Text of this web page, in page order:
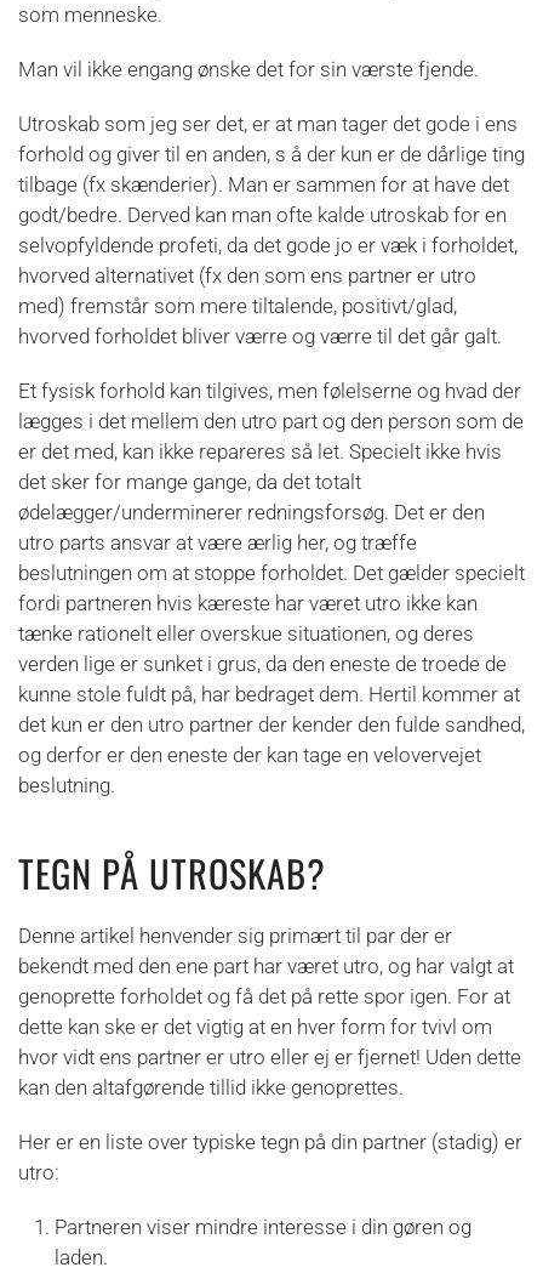
som menneske.
Man vil ikke engang ønske det for sin værste fjende.
Utroskab som jeg ser det, er at man tager det gode i ens
forhold og giver til en anden, s å der kun er de dårlige ting
tilbage (fx skænderier). Man er sammen for at have det
godt/bedre. Derved kan man ofte kalde utroskab for en
selvopfyldende profeti, da det gode jo er væk i forholdet,
hvorved alternativet (fx den som ens partner er utro
med) fremstår som mere tiltalende, positivt/glad,
hvorved forholdet bliver værre og værre til det går galt.
Et fysisk forhold kan tilgives, men følelserne og hvad der
lægges i det mellem den utro part og den person som de
er det med, kan ikke repareres så let. Specielt ikke hvis
det sker for mange gange, da det totalt
ødelægger/underminerer redningsforsøg. Det er den
utro parts ansvar at være ærlig her, og træffe
beslutningen om at stoppe forholdet. Det gælder specielt
fordi partneren hvis kæreste har været utro ikke kan
tænke rationelt eller overskue situationen, og deres
verden lige er sunket i grus, da den eneste de troede de
kunne stole fuldt på, har bedraget dem. Hertil kommer at
det kun er den utro partner der kender den fulde sandhed,
og derfor er den eneste der kan tage en velovervejet
beslutning.
TEGN PÅ UTROSKAB?
Denne artikel henvender sig primært til par der er
bekendt med den ene part har været utro, og har valgt at
genoprette forholdet og få det på rette spor igen. For at
dette kan ske er det vigtig at en hver form for tvivl om
hvor vidt ens partner er utro eller ej er fjernet! Uden dette
kan den altafgørende tillid ikke genoprettes.
Her er en liste over typiske tegn på din partner (stadig) er
utro:
Partneren viser mindre interesse i din gøren og
laden.